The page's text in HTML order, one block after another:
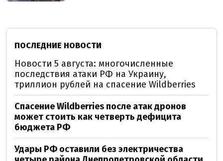
ПОСЛЕДНИЕ НОВОСТИ
Новости 5 августа: многочисленные
последствия атаки РФ на Украину,
триллион рублей на спасение Wildberries
Спасение Wildberries после атак дронов
может стоить как четверть дефицита
бюджета РФ
Удары РФ оставили без электричества